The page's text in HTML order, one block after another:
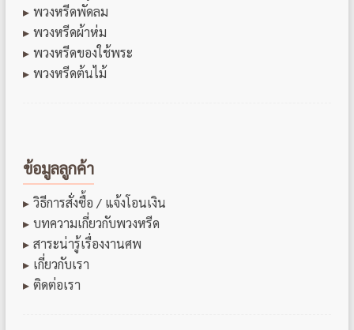
พวงหรีดพัดลม
พวงหรีดผ้าห่ม
พวงหรีดของใช้พระ
พวงหรีดต้นไม้
ข้อมูลลูกค้า
วิธีการสั่งซื้อ / แจ้งโอนเงิน
บทความเกี่ยวกับพวงหรีด
สาระน่ารู้เรื่องงานศพ
เกี่ยวกับเรา
ติดต่อเรา